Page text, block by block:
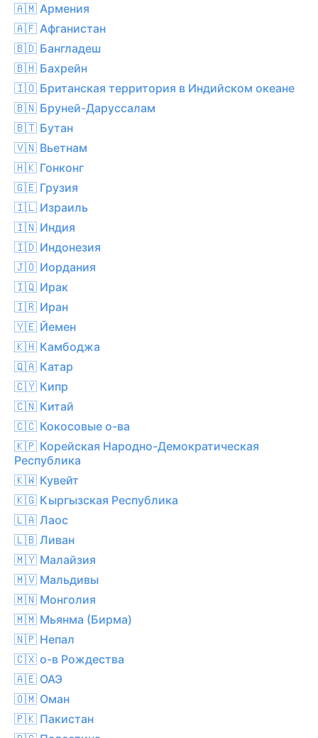
🇦🇲 Армения
🇦🇫 Афганистан
🇧🇩 Бангладеш
🇧🇭 Бахрейн
🇮🇴 Британская территория в Индийском океане
🇧🇳 Бруней-Даруссалам
🇧🇹 Бутан
🇻🇳 Вьетнам
🇭🇰 Гонконг
🇬🇪 Грузия
🇮🇱 Израиль
🇮🇳 Индия
🇮🇩 Индонезия
🇯🇴 Иордания
🇮🇶 Ирак
🇮🇷 Иран
🇾🇪 Йемен
🇰🇭 Камбоджа
🇶🇦 Катар
🇨🇾 Кипр
🇨🇳 Китай
🇨🇨 Кокосовые о-ва
🇰🇵 Корейская Народно-Демократическая
Республика
🇰🇼 Кувейт
🇰🇬 Кыргызская Республика
🇱🇦 Лаос
🇱🇧 Ливан
🇲🇾 Малайзия
🇲🇻 Мальдивы
🇲🇳 Монголия
🇲🇲 Мьянма (Бирма)
🇳🇵 Непал
🇨🇽 о-в Рождества
🇦🇪 ОАЭ
🇴🇲 Оман
🇵🇰 Пакистан